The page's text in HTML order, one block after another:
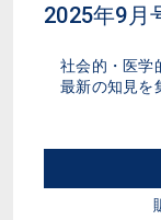
2025年9月
社会的・医学
最新の知見を